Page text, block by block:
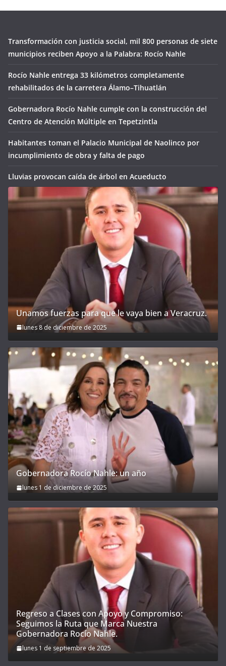
Transformación con justicia social, mil 800 personas de siete
municipios reciben Apoyo a la Palabra: Rocío Nahle
Rocío Nahle entrega 33 kilómetros completamente
rehabilitados de la carretera Álamo–Tihuatlán
Gobernadora Rocío Nahle cumple con la construcción del
Centro de Atención Múltiple en Tepetzintla
Habitantes toman el Palacio Municipal de Naolinco por
incumplimiento de obra y falta de pago
Lluvias provocan caída de árbol en Acueducto
Unamos fuerzas para que le vaya bien a Veracruz.
lunes 8 de diciembre de 2025
Gobernadora Rocío Nahle: un año
lunes 1 de diciembre de 2025
Regreso a Clases con Apoyo y Compromiso:
Seguimos la Ruta que Marca Nuestra
Gobernadora Rocío Nahle.
lunes 1 de septiembre de 2025